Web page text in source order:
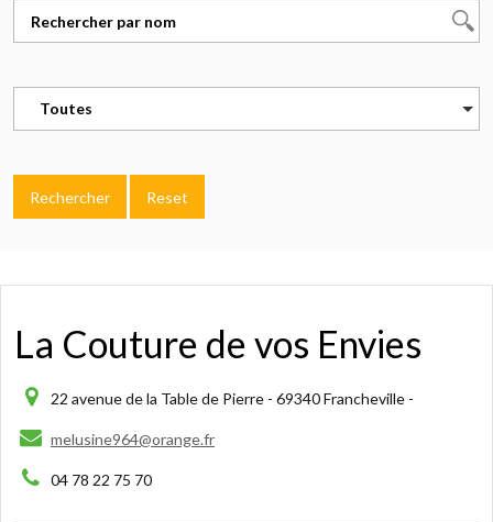
Toutes
Rechercher Reset
La Couture de vos Envies
22 avenue de la Table de Pierre - 69340 Francheville -
melusine964@orange.fr
04 78 22 75 70